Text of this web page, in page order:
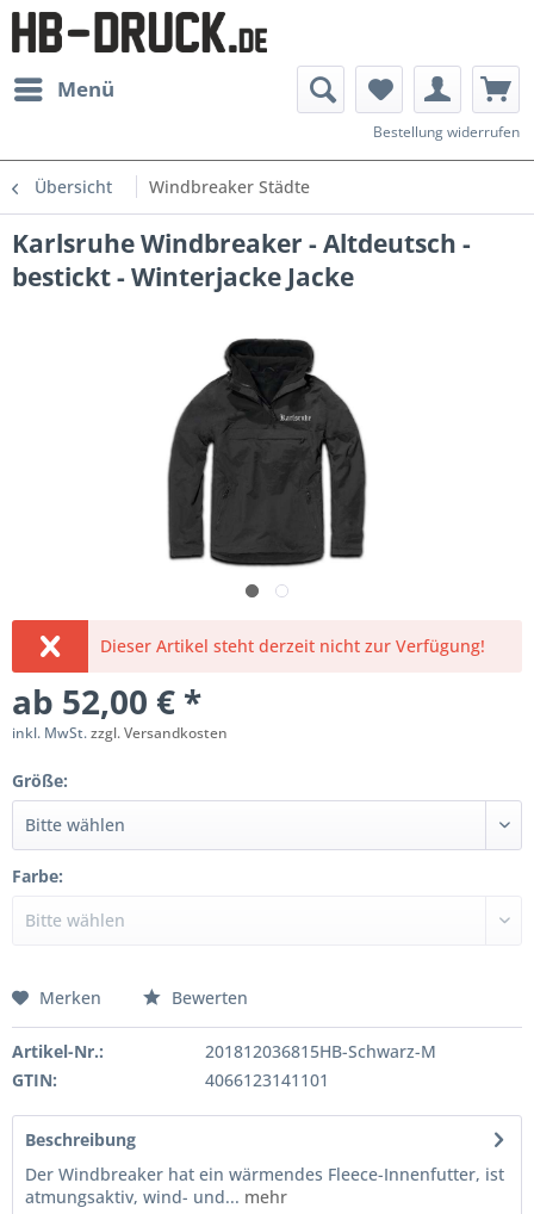
Menü
Bestellung widerrufen
Übersicht Windbreaker Städte
Karlsruhe Windbreaker - Altdeutsch -
bestickt - Winterjacke Jacke
Dieser Artikel steht derzeit nicht zur Verfügung!
ab 52,00 € *
inkl. MwSt.zzgl. Versandkosten
Größe:
Farbe:
Merken Bewerten
Artikel-Nr.:
201812036815HB-Schwarz-M
GTIN:
4066123141101
Beschreibung
Der Windbreaker hat ein wärmendes Fleece-Innenfutter, ist
atmungsaktiv, wind- und... mehr